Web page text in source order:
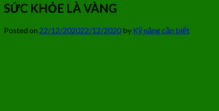
SỨC KHỎE LÀ VÀNG
Posted on 22/12/202022/12/2020by Kỹ năng cần biết